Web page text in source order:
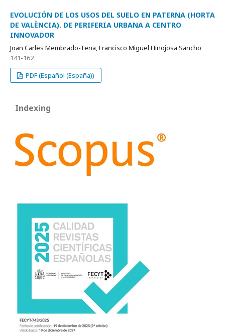
EVOLUCIÓN DE LOS USOS DEL SUELO EN PATERNA (HORTA
DE VALÈNCIA). DE PERIFERIA URBANA A CENTRO
INNOVADOR
Joan Carles Membrado-Tena, Francisco Miguel Hinojosa Sancho
141-162
PDF (Español (España))
Indexing